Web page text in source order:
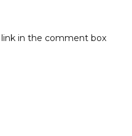
link in the comment box